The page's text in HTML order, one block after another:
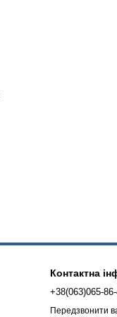
Контактна
+38(063)065-
Передзвонити